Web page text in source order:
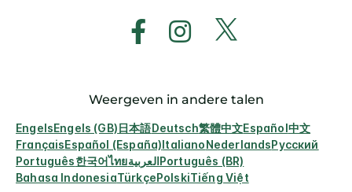
Weergeven in andere talen
EngelsEngels (GB)日本語Deutsch繁體中文Español中文
FrançaisEspañol (España)ItalianoNederlandsРусский
Português한국어ไทยالعربيةPortuguês (BR)
Bahasa IndonesiaTürkçePolskiTiếng Việt